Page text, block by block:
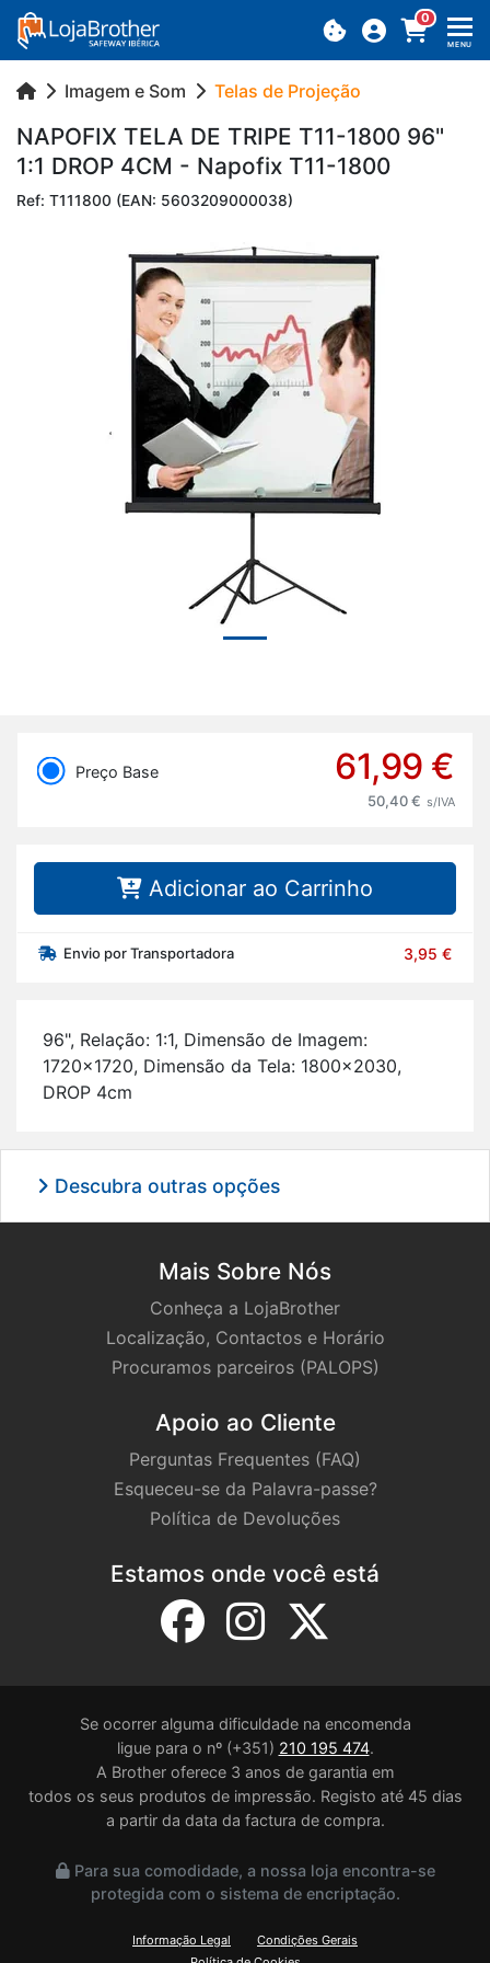
0
MENU
Imagem e Som Telas de Projeção
NA­POFIX TELA DE TRIPE T11-1800 96"
1:1 DROP 4CM - Na­pofix T11-1800
Ref: T111800 (EAN: 5603209000038)
Preço Base 61,99 €
50,40 € s/IVA
Adicionar ao Carrinho
Envio por Transportadora 3,95 €
96", Re­lação: 1:1, Di­mensão de Imagem:
1720x1720, Di­mensão da Tela: 1800x2030,
DROP 4cm
Descubra outras opções
Mais Sobre Nós
Conheça a LojaBrother
Localização, Contactos e Horário
Procuramos parceiros (PALOPS)
Apoio ao Cliente
Perguntas Frequentes (FAQ)
Esqueceu-se da Palavra-passe?
Política de Devoluções
Estamos onde você está
Se ocorrer alguma dificuldade na encomenda
ligue para o nº (+351) 210 195 474.
A Brother oferece 3 anos de garantia em
todos os seus produtos de impressão. Registo até 45 dias
a partir da data da factura de compra.
Para sua comodidade, a nossa loja encontra-se
protegida com o sistema de encriptação.
Informação Legal
Condições Gerais